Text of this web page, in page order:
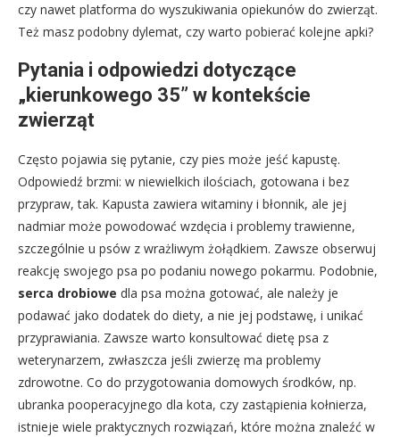
czy nawet platforma do wyszukiwania opiekunów do zwierząt.
Też masz podobny dylemat, czy warto pobierać kolejne apki?
Pytania i odpowiedzi dotyczące
„kierunkowego 35” w kontekście
zwierząt
Często pojawia się pytanie, czy pies może jeść kapustę.
Odpowiedź brzmi: w niewielkich ilościach, gotowana i bez
przypraw, tak. Kapusta zawiera witaminy i błonnik, ale jej
nadmiar może powodować wzdęcia i problemy trawienne,
szczególnie u psów z wrażliwym żołądkiem. Zawsze obserwuj
reakcję swojego psa po podaniu nowego pokarmu. Podobnie,
serca drobiowe dla psa można gotować, ale należy je
podawać jako dodatek do diety, a nie jej podstawę, i unikać
przyprawiania. Zawsze warto konsultować dietę psa z
weterynarzem, zwłaszcza jeśli zwierzę ma problemy
zdrowotne. Co do przygotowania domowych środków, np.
ubranka pooperacyjnego dla kota, czy zastąpienia kołnierza,
istnieje wiele praktycznych rozwiązań, które można znaleźć w